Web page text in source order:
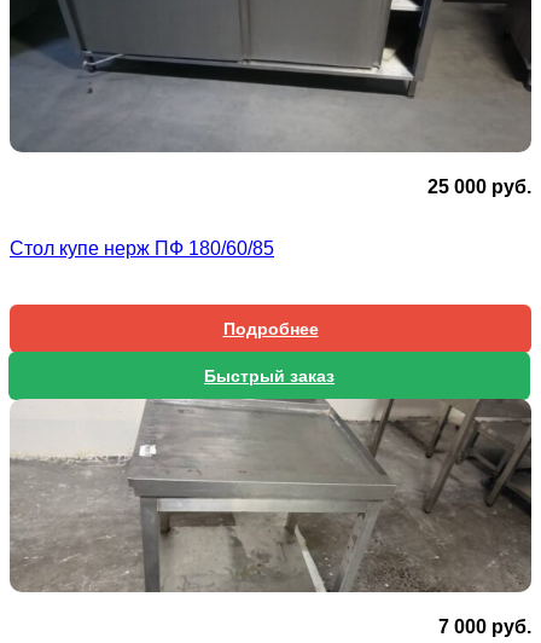
25 000 руб.
Стол купе нерж ПФ 180/60/85
Подробнее
Быстрый заказ
7 000 руб.